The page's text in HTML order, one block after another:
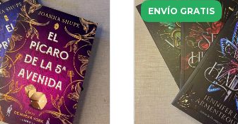
ENVÍO GRATIS